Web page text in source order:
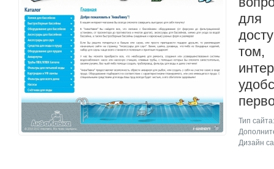
том,
Тип сайта:
Дизайн